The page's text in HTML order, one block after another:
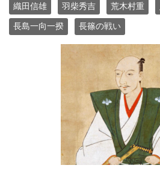
織田信雄 羽柴秀吉 荒木村重
長島一向一揆 長篠の戦い